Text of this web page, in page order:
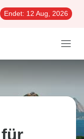
Endet: 12 Aug, 2026